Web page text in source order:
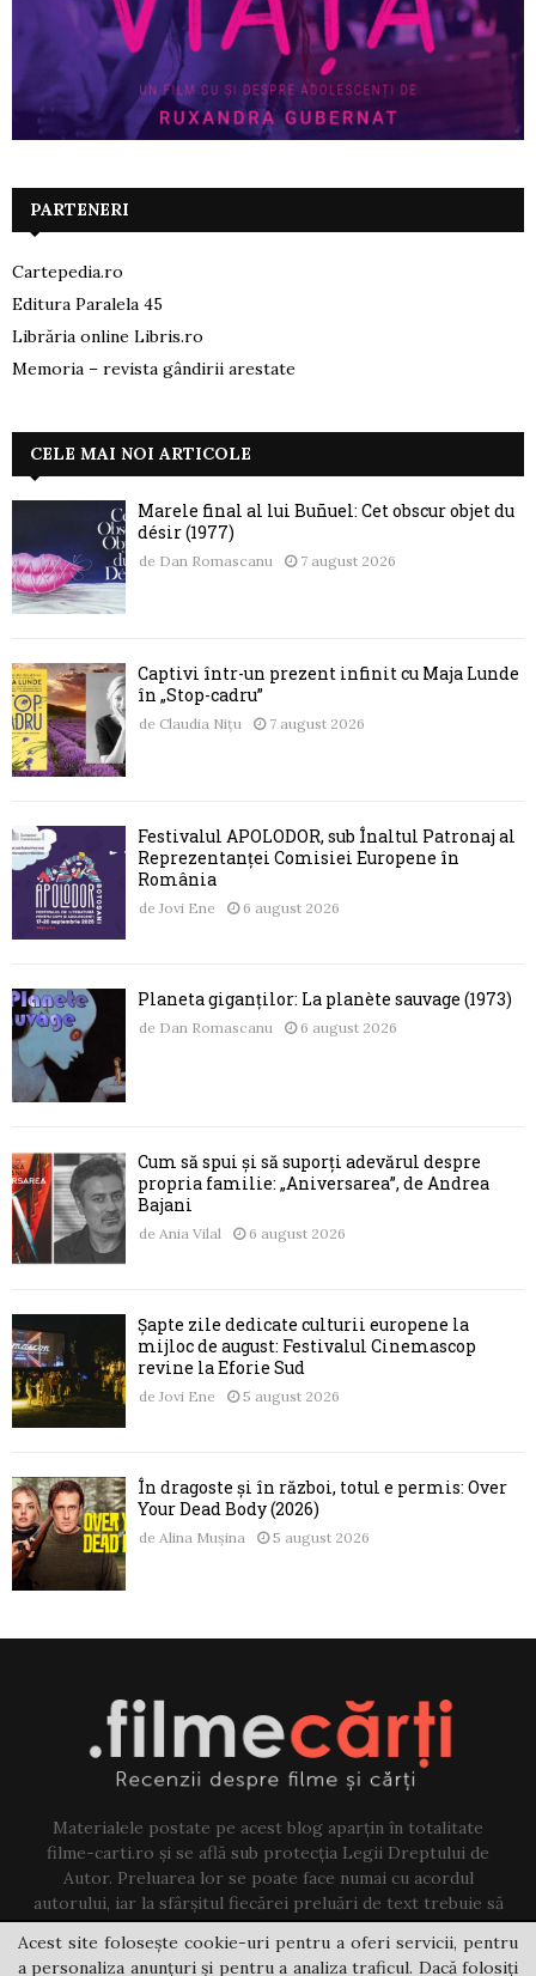
PARTENERI
Cartepedia.ro
Editura Paralela 45
Librăria online Libris.ro
Memoria – revista gândirii arestate
CELE MAI NOI ARTICOLE
Marele final al lui Buñuel: Cet obscur objet du
désir (1977)
de Dan Romascanu 7 august 2026
Captivi într-un prezent infinit cu Maja Lunde
în „Stop-cadru”
de Claudia Nițu 7 august 2026
Festivalul APOLODOR, sub Înaltul Patronaj al
Reprezentanței Comisiei Europene în
România
de Jovi Ene 6 august 2026
Planeta giganților: La planète sauvage (1973)
de Dan Romascanu 6 august 2026
Cum să spui și să suporți adevărul despre
propria familie: „Aniversarea”, de Andrea
Bajani
de Ania Vilal 6 august 2026
Șapte zile dedicate culturii europene la
mijloc de august: Festivalul Cinemascop
revine la Eforie Sud
de Jovi Ene 5 august 2026
În dragoste și în război, totul e permis: Over
Your Dead Body (2026)
de Alina Mușina 5 august 2026
Materialele postate pe acest blog aparțin în totalitate
filme-carti.ro și se află sub protecția Legii Dreptului de
Autor. Preluarea lor se poate face numai cu acordul
autorului, iar la sfârșitul fiecărei preluări de text trebuie să
existe un link către acest blog.
Contact us:jovi@filme-carti.ro
Acest site folosește cookie-uri pentru a oferi servicii, pentru
a personaliza anunțuri și pentru a analiza traficul. Dacă folosiți